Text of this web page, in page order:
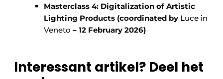
Masterclass 4: Digitalization of Artistic
Lighting Products (coordinated by Luce in
Veneto – 12 February 2026)
Interessant artikel? Deel het